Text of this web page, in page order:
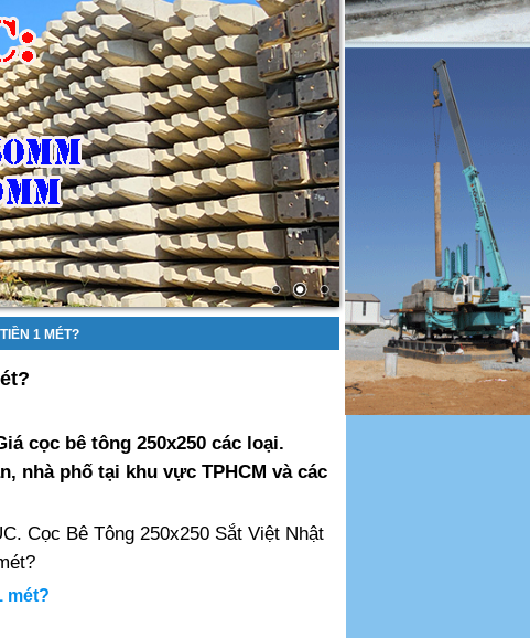
1 MÉT?
cọc bê tông 250x250 các loại.
nhà phố tại khu vực TPHCM và các
Cọc Bê Tông 250x250 Sắt Việt Nhật
mét?